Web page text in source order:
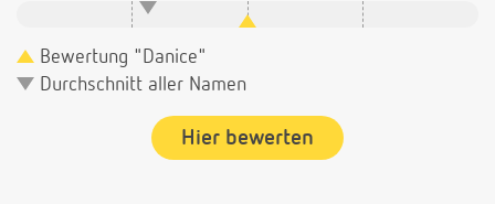
Bewertung "Danice"
Durchschnitt aller Namen
Hier bewerten